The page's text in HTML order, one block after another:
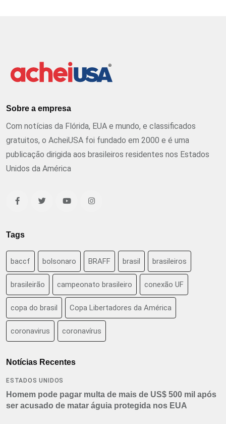
Sobre a empresa
Com notícias da Flórida, EUA e mundo, e classificados
gratuitos, o AcheiUSA foi fundado em 2000 e é uma
publicação dirigida aos brasileiros residentes nos Estados
Unidos da América
Tags
baccf bolsonaro BRAFF brasil brasileiros
brasileirão campeonato brasileiro conexão UF
copa do brasil Copa Libertadores da América
coronavirus coronavírus
Notícias Recentes
ESTADOS UNIDOS
Homem pode pagar multa de mais de US$ 500 mil após
ser acusado de matar águia protegida nos EUA